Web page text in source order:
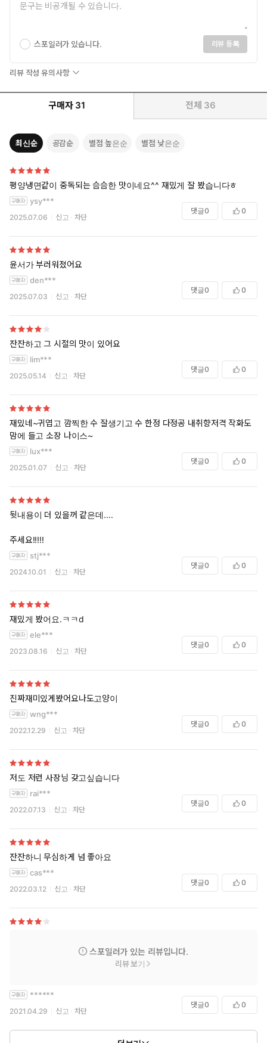
스포일러가 있습니다. 리뷰 등록
리뷰 작성 유의사항
구매자 31 전체 36
최신순 공감순 별점 높은순 별점 낮은순
평양냉면같이 중독되는 슴슴한 맛이네요^^ 재밌게 잘 봤습니다ㅎ
ysy***
2025.07.06 신고 차단
댓글0 0
윤서가 부러워졌어요
den***
2025.07.03 신고 차단
댓글0 0
잔잔하고 그 시절의 맛이 있어요
lim***
2025.05.14 신고 차단
댓글0 0
재밌네~귀엽고 깜찍한 수 잘생기고 수 한정 다정공 내취향저격 작화도
맘에 들고 소장 나이스~
lux***
2025.01.07 신고 차단
댓글0 0
뒷내용이 더 있을꺼 같은데....
주세요!!!!!
stj***
2024.10.01 신고 차단
댓글0 0
재밌게 봤어요.ㅋㅋd
ele***
2023.08.16 신고 차단
댓글0 0
진짜재미있게봤어요나도고양이
wng***
2022.12.29 신고 차단
댓글0 0
저도 저런 사장님 갖고싶습니다
rai***
2022.07.13 신고 차단
댓글0 0
잔잔하니 무심하게 넘 좋아요
cas***
2022.03.12 신고 차단
댓글0 0
스포일러가 있는 리뷰입니다.
리뷰 보기
******
2021.04.29 신고 차단
댓글0 0